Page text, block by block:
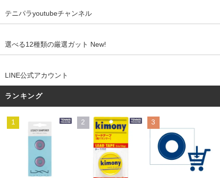
テニパラyoutubeチャンネル
選べる12種類の厳選ガット New!
LINE公式アカウント
ランキング
1 2 3